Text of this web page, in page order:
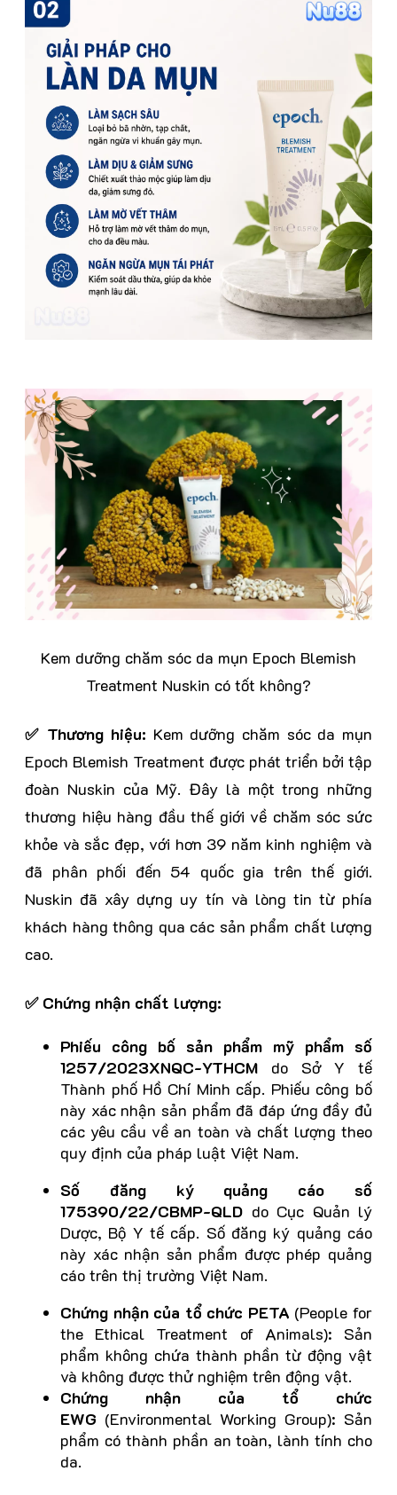
Kem dưỡng chăm sóc da mụn Epoch Blemish
Treatment Nuskin có tốt không?
✅ Thương hiệu: Kem dưỡng chăm sóc da mụn
Epoch Blemish Treatment được phát triển bởi tập
đoàn Nuskin của Mỹ. Đây là một trong những
thương hiệu hàng đầu thế giới về chăm sóc sức
khỏe và sắc đẹp, với hơn 39 năm kinh nghiệm và
đã phân phối đến 54 quốc gia trên thế giới.
Nuskin đã xây dựng uy tín và lòng tin từ phía
khách hàng thông qua các sản phẩm chất lượng
cao.
✅ Chứng nhận chất lượng:
Phiếu công bố sản phẩm mỹ phẩm số
1257/2023XNQC-YTHCM do Sở Y tế
Thành phố Hồ Chí Minh cấp. Phiếu công bố
này xác nhận sản phẩm đã đáp ứng đầy đủ
các yêu cầu về an toàn và chất lượng theo
quy định của pháp luật Việt Nam.
Số đăng ký quảng cáo số
175390/22/CBMP-QLD do Cục Quản lý
Dược, Bộ Y tế cấp. Số đăng ký quảng cáo
này xác nhận sản phẩm được phép quảng
cáo trên thị trường Việt Nam.
Chứng nhận của tổ chức PETA (People for
the Ethical Treatment of Animals): Sản
phẩm không chứa thành phần từ động vật
và không được thử nghiệm trên động vật.
Chứng nhận của tổ chức
EWG (Environmental Working Group): Sản
phẩm có thành phần an toàn, lành tính cho
da.